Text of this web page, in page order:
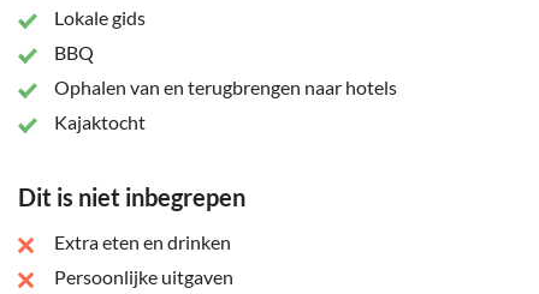
Na een perfecte mix van kajakken, zwemmen en lokale
smaken kun je achterover leunen en relaxen terwijl je wordt
teruggebracht naar je opstapplaats – waarmee een dag vol
einde komt.
Lokale gids
BBQ
Ophalen van en terugbrengen naar hotels
Kajaktocht
Dit is niet inbegrepen
Extra eten en drinken
Persoonlijke uitgaven